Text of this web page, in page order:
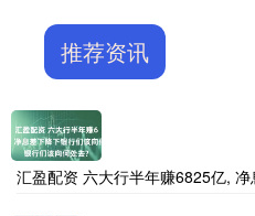
推荐资讯
汇盈配资 六大行半年赚6825亿,